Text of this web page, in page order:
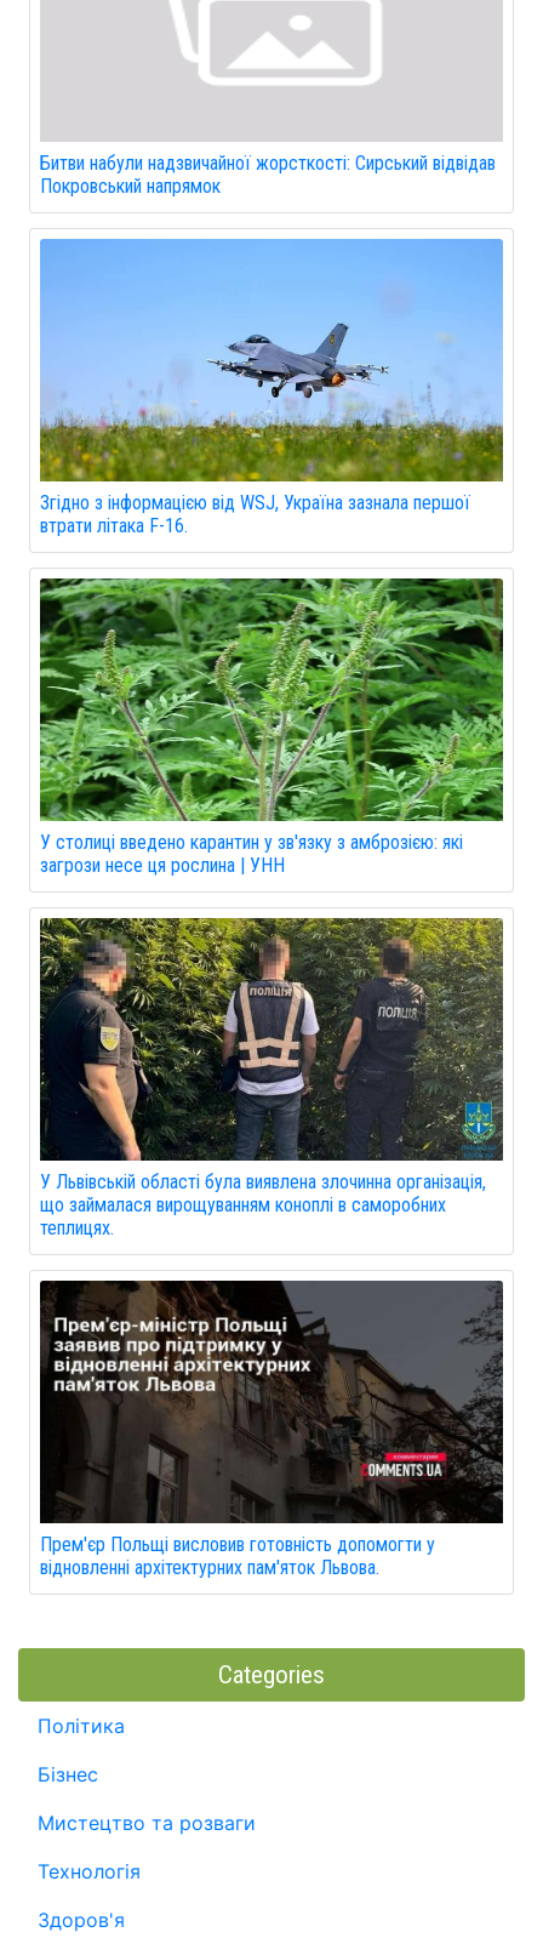
Битви набули надзвичайної жорсткості: Сирський відвідав
Покровський напрямок
Згідно з інформацією від WSJ, Україна зазнала першої
втрати літака F-16.
У столиці введено карантин у зв'язку з амброзією: які
загрози несе ця рослина | УНН
У Львівській області була виявлена злочинна організація,
що займалася вирощуванням коноплі в саморобних
теплицях.
Прем'єр Польщі висловив готовність допомогти у
відновленні архітектурних пам'яток Львова.
Categories
Політика
Бізнес
Мистецтво та розваги
Технологія
Здоров'я